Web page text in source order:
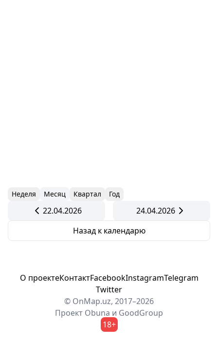
Неделя Месяц Квартал Год
22.04.2026
24.04.2026
Назад к календарю
О проектеКонтактFacebookInstagramTelegram
Twitter
© OnMap.uz, 2017–2026
Проект Obuna и GoodGroup
18+